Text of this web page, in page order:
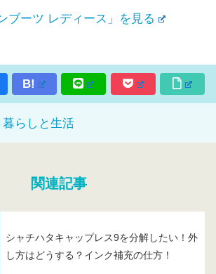
ブーツ レディース」を見る
B!
暮らしと生活
関連記事
シャチハタキャップレス9を分解したい！外
し方はどうする？インク補充の仕方！